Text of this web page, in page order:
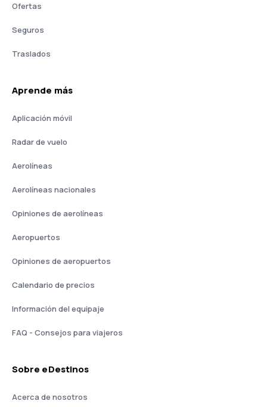
Ofertas
Seguros
Traslados
Aprende más
Aplicación móvil
Radar de vuelo
Aerolíneas
Aerolíneas nacionales
Opiniones de aerolíneas
Aeropuertos
Opiniones de aeropuertos
Calendario de precios
Información del equipaje
FAQ - Consejos para viajeros
Sobre eDestinos
Acerca de nosotros